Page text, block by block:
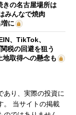
きの名古屋場所は
みんなで焼肉
に
、TikTok、
税の回避を狙う
地取得への懸念も
あり、実際の投資に
。 当サイトの掲載